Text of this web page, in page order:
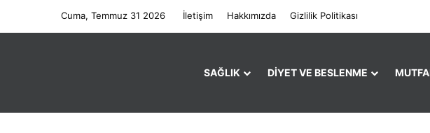
Cuma, Temmuz 31 2026 İletişim Hakkımızda Gizlilik Politikası
SAĞLIK DIYET VE BESLENME